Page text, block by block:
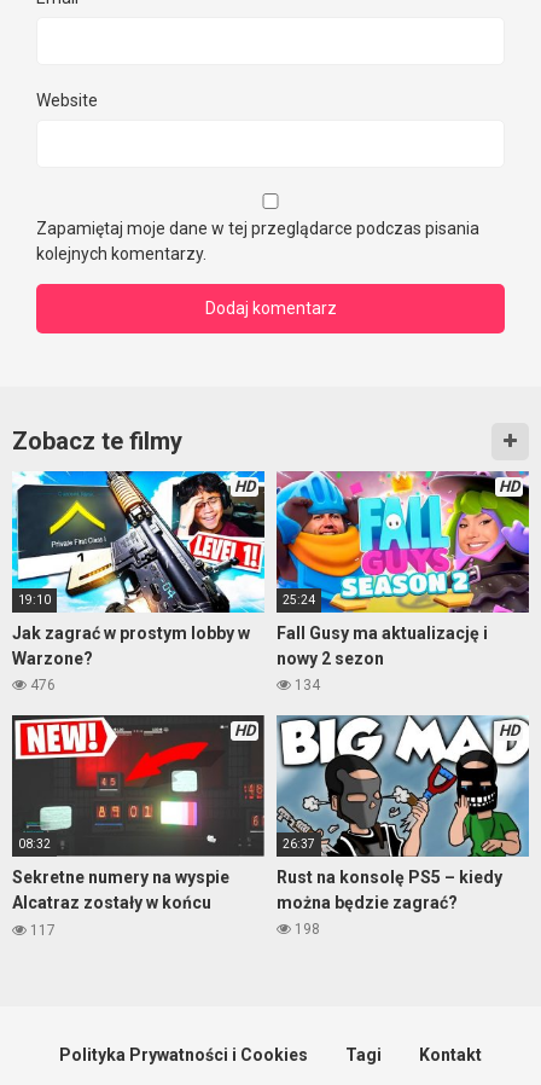
Website
Zapamiętaj moje dane w tej przeglądarce podczas pisania
kolejnych komentarzy.
Zobacz te filmy
HD
19:10
Jak zagrać w prostym lobby w
Warzone?
476
HD
25:24
Fall Gusy ma aktualizację i
nowy 2 sezon
134
HD
08:32
Sekretne numery na wyspie
Alcatraz zostały w końcu
odkryte | Warzone Easter Egg
117
HD
26:37
Rust na konsolę PS5 – kiedy
można będzie zagrać?
198
Polityka Prywatności i Cookies Tagi Kontakt